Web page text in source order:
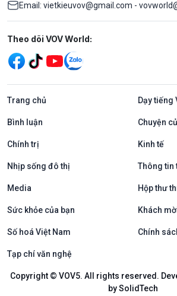
Email: vietkieuvov@gmail.com -
Mạng xã hội
Theo dõi VOV World:
Trang chủ Dạy tiếng
Bình luận Chuyện
Chính trị Kinh tế
Nhịp sống đô thị Thông tin
Media Hộp thư
Sức khỏe của bạn Khách
Số hoá Việt Nam Chính
Tạp chí văn nghệ
Copyright © VOV5. All rights reserved.
by SolidTech